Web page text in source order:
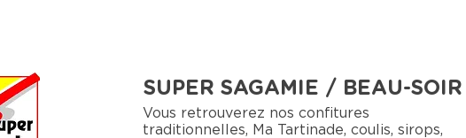
SUPER SAGAMIE / BEAU-SOIR
Vous retrouverez nos confitures
traditionnelles, Ma Tartinade, coulis, sirops,